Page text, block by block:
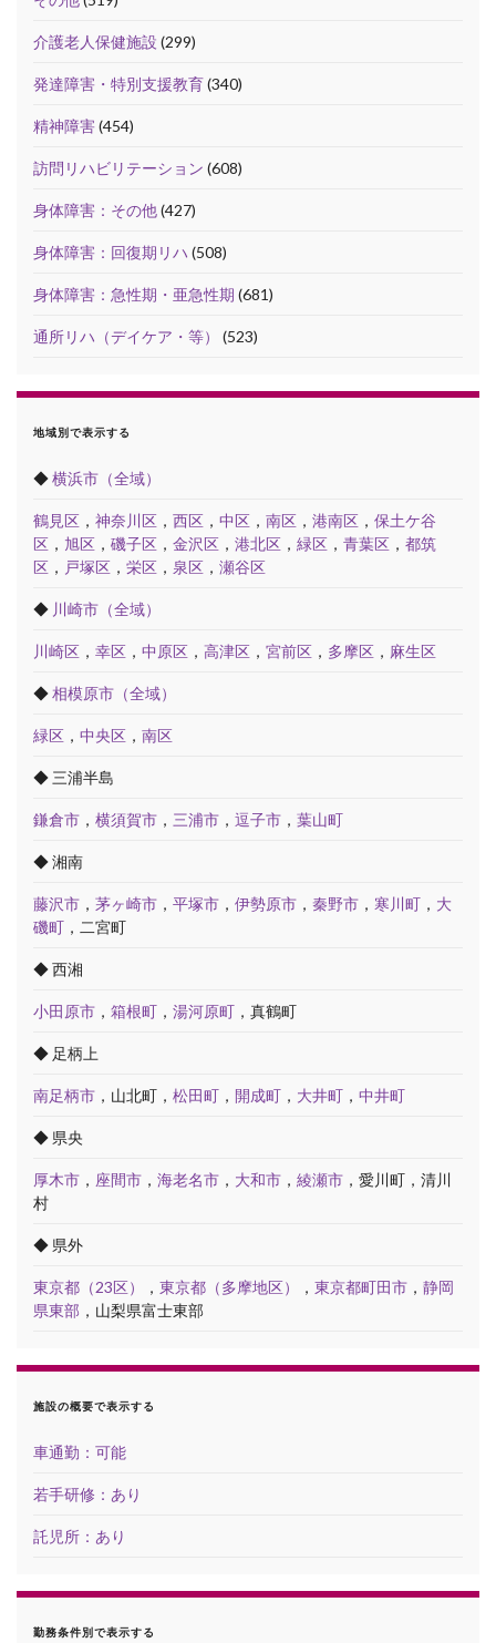
介護老人保健施設 (299)
発達障害・特別支援教育(340)
精神障害(454)
訪問リハビリテーション (608)
身体障害：その他(427)
身体障害：回復期リハ (508)
身体障害：急性期・亜急性期 (681)
通所リハ（デイケア・等） (523)
地域別で表示する
◆横浜市（全域）
鶴見区 ， 神奈川区 ， 西区 ， 中区 ， 南区 ， 港南区 ， 保土ケ谷
区 ， 旭区 ， 磯子区 ， 金沢区 ， 港北区 ， 緑区 ， 青葉区 ， 都筑
区 ， 戸塚区 ， 栄区 ， 泉区 ， 瀬谷区
◆ 川崎市（全域）
川崎区 ， 幸区 ， 中原区 ， 高津区 ， 宮前区 ， 多摩区 ， 麻生区
◆相模原市（全域）
緑区 ， 中央区 ， 南区
◆ 三浦半島
鎌倉市 ， 横須賀市 ， 三浦市 ， 逗子市 ， 葉山町
◆ 湘南
藤沢市 ， 茅ヶ崎市 ， 平塚市 ， 伊勢原市 ， 秦野市 ， 寒川町 ， 大
磯町 ，二宮町
◆ 西湘
小田原市 ， 箱根町 ， 湯河原町 ，真鶴町
◆ 足柄上
南足柄市 ，山北町， 松田町 ， 開成町 ， 大井町 ， 中井町
◆ 県央
厚木市 ， 座間市 ， 海老名市 ， 大和市 ， 綾瀬市 ，愛川町，清川
村
◆ 県外
東京都（23区） ， 東京都（多摩地区） ， 東京都町田市 ， 静岡
県東部 ，山梨県富士東部
施設の概要で表示する
車通勤：可能
若手研修：あり
託児所：あり
勤務条件別で表示する